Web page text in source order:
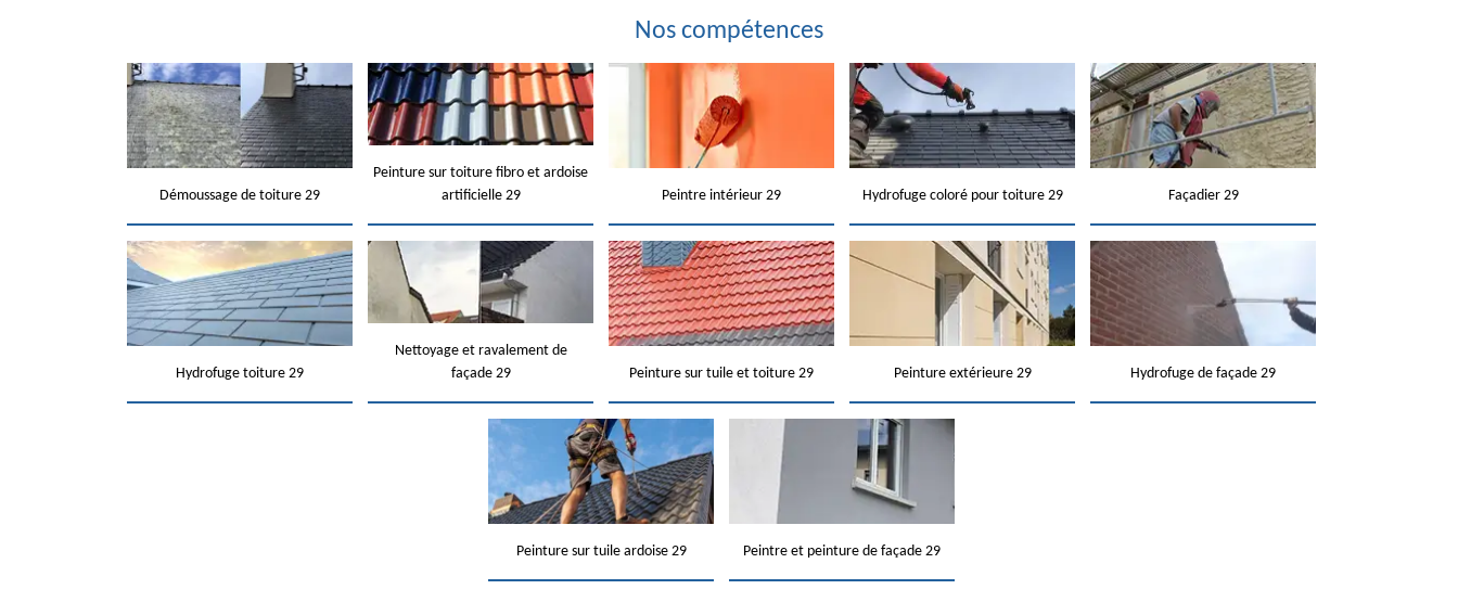
Nos compétences
Démoussage de toiture 29
Peinture sur toiture fibro et ardoise
artificielle 29
Peintre intérieur 29 Hydrofuge coloré pour toiture 29 Façadier 29
Hydrofuge toiture 29
Nettoyage et ravalement de
façade 29
Peinture sur tuile et toiture 29 Peinture extérieure 29 Hydrofuge de façade 29
Peinture sur tuile ardoise 29 Peintre et peinture de façade 29